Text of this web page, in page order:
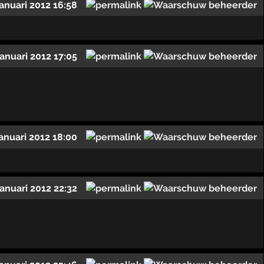
2012 16:58
2012 17:05
2012 18:00
2012 22:32